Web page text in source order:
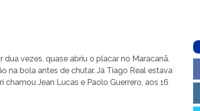
vezes, quase abriu o placar no Maracanã.
na bola antes de chutar. Já Tiago Real estava
Jean Lucas e Paolo Guerrero, aos 16